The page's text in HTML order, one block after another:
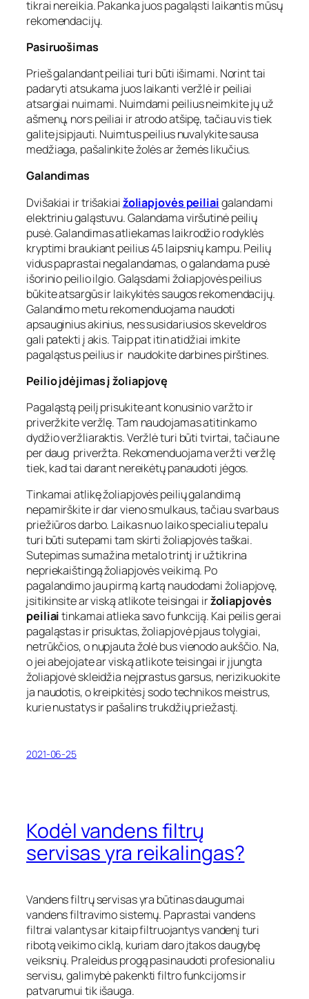
tikrai nereikia. Pakanka juos pagaląsti laikantis mūsų
rekomendacijų.
Pasiruošimas
Prieš galandant peiliai turi būti išimami. Norint tai
padaryti atsukama juos laikanti veržlė ir peiliai
atsargiai nuimami. Nuimdami peilius neimkite jų už
ašmenų, nors peiliai ir atrodo atšipę, tačiau vis tiek
galite įsipjauti. Nuimtus peilius nuvalykite sausa
medžiaga, pašalinkite žolės ar žemės likučius.
Galandimas
Dvišakiai ir trišakiaižoliapjovės peiliaigalandami
elektriniu galąstuvu. Galandama viršutinė peilių
pusė. Galandimas atliekamas laikrodžio rodyklės
kryptimi braukiant peilius 45 laipsnių kampu. Peilių
vidus paprastai negalandamas, o galandama pusė
išorinio peilio ilgio. Galąsdami žoliapjovės peilius
būkite atsargūs ir laikykitės saugos rekomendacijų.
Galandimo metu rekomenduojama naudoti
apsauginius akinius, nes susidariusios skeveldros
gali patekti į akis. Taip pat itin atidžiai imkite
pagaląstus peilius ir naudokite darbines pirštines.
Peilio įdėjimas į žoliapjovę
Pagaląstą peilį prisukite ant konusinio varžto ir
priveržkite veržlę. Tam naudojamas atitinkamo
dydžio veržliaraktis. Veržlė turi būti tvirtai, tačiau ne
per daug priveržta. Rekomenduojama veržti veržlę
tiek, kad tai darant nereikėtų panaudoti jėgos.
Tinkamai atlikę žoliapjovės peilių galandimą
nepamirškite ir dar vieno smulkaus, tačiau svarbaus
priežiūros darbo. Laikas nuo laiko specialiu tepalu
turi būti sutepami tam skirti žoliapjovės taškai.
Sutepimas sumažina metalo trintį ir užtikrina
nepriekaištingą žoliapjovės veikimą. Po
pagalandimo jau pirmą kartą naudodami žoliapjovę,
įsitikinsite ar viską atlikote teisingai iržoliapjovės
peiliaitinkamai atlieka savo funkciją. Kai peilis gerai
pagaląstas ir prisuktas, žoliapjovė pjaus tolygiai,
netrūkčios, o nupjauta žolė bus vienodo aukščio. Na,
o jei abejojate ar viską atlikote teisingai ir įjungta
žoliapjovė skleidžia neįprastus garsus, nerizikuokite
ja naudotis, o kreipkitės į sodo technikos meistrus,
kurie nustatys ir pašalins trukdžių priežastį.
2021-06-25
Kodėl vandens filtrų
servisas yra reikalingas?
Vandens filtrų servisas yra būtinas daugumai
vandens filtravimo sistemų. Paprastai vandens
filtrai valantys ar kitaip filtruojantys vandenį turi
ribotą veikimo ciklą, kuriam daro įtakos daugybę
veiksnių. Praleidus progą pasinaudoti profesionaliu
servisu, galimybė pakenkti filtro funkcijoms ir
patvarumui tik išauga.